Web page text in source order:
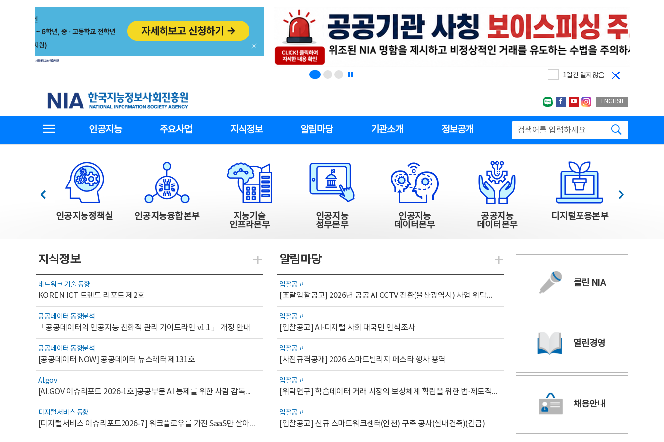
1일간 열지않음
한국지능정보사회진흥원
네이버블로그
페이스북
유투브인스타그랩
ENGLISH
인공지능 주요사업 지식정보 알림마당 기관소개 정보공개
한국지능정보사회진흥원 주요사업
인공지능정책실 인공지능융합본부
지능기술
인프라본부
인공지능
정부본부
인공지능
데이터본부
공공지능
데이터본부
디지털포용본부
이전 다음
지식정보
네트워크 기술 동향
KOREN ICT 트렌드 리포트 제2호
공공데이터 동향분석
「공공데이터의 인공지능 친화적 관리 가이드라인 v1.1」 개정 안내
공공데이터 동향분석
[공공데이터 NOW] 공공데이터 뉴스레터 제131호
AI.gov
[AI.GOV 이슈리포트 2026-1호]공공부문 AI 통제를 위한 사람 감독의 해외 사례 분석 및 시사점
디지털서비스 동향
[디지털서비스 이슈리포트2026-7] 워크플로우를 가진 SaaS만 살아남는다
지식관련 더보기
알림마당
입찰공고
[조달입찰공고] 2026년 공공 AI CCTV 전환(울산광역시) 사업 위탁감리
입찰공고
[입찰공고] AI·디지털 사회 대국민 인식조사
입찰공고
[사전규격공개] 2026 스마트빌리지 페스타 행사 용역
입찰공고
[위탁연구] 학습데이터 거래 시장의 보상체계 확립을 위한 법·제도적 검토 방안 연구
입찰공고
[입찰공고] 신규 스마트워크센터(인천) 구축 공사(실내건축)(긴급)
알림관련 더보기
클린 NIA
열린경영
채용안내